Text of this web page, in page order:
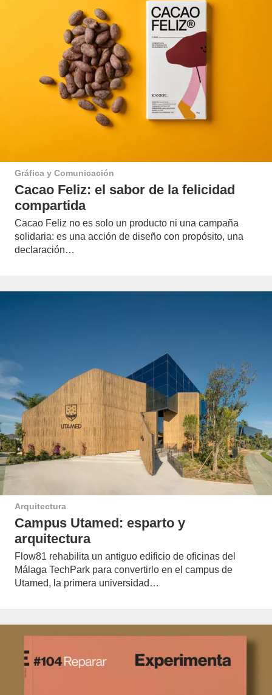
Gráfica y Comunicación
Cacao Feliz: el sabor de la felicidad
compartida
Cacao Feliz no es solo un producto ni una campaña
solidaria: es una acción de diseño con propósito, una
declaración…
Arquitectura
Campus Utamed: esparto y
arquitectura
Flow81 rehabilita un antiguo edificio de oficinas del
Málaga TechPark para convertirlo en el campus de
Utamed, la primera universidad…